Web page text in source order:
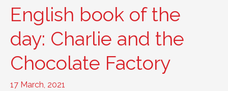
Drop
City
English book of the
day: Charlie and the
Chocolate Factory
17 March, 2021